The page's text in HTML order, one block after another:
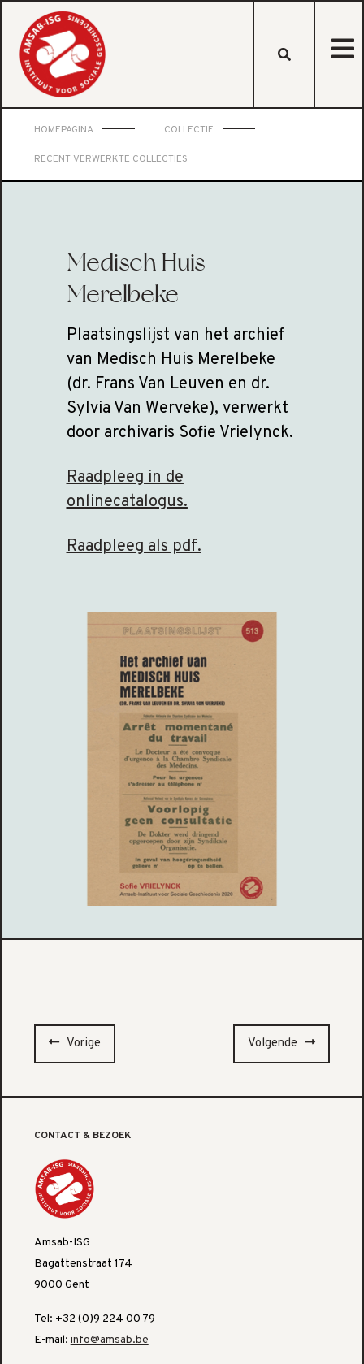
HOMEPAGINA COLLECTIE
RECENT VERWERKTE COLLECTIES
Medisch Huis
Merelbeke
Plaatsingslijst van het archief
van Medisch Huis Merelbeke
(dr. Frans Van Leuven en dr.
Sylvia Van Werveke), verwerkt
door archivaris Sofie Vrielynck.
Raadpleeg in de
onlinecatalogus.
Raadpleeg als pdf.
Vorige Volgende
CONTACT & BEZOEK
Amsab-ISG
Bagattenstraat 174
9000 Gent
Tel: +32 (0)9 224 00 79
E-mail: info@amsab.be